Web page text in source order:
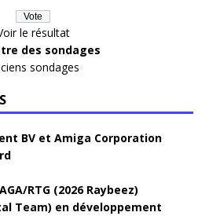
le résultat
des sondages
sondages
BV et Amiga Corporation
RTG (2026 Raybeez)
Team) en développement